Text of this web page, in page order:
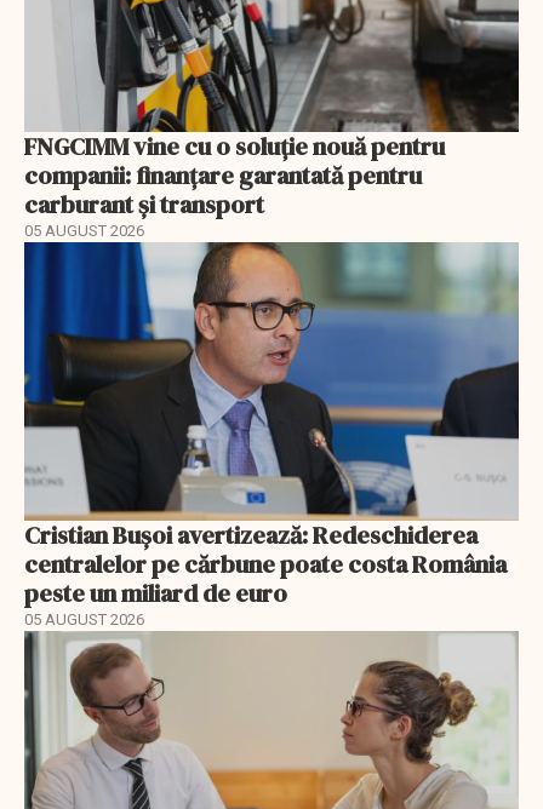
FNGCIMM vine cu o soluție nouă pentru
companii: finanțare garantată pentru
carburant și transport
05 AUGUST 2026
Cristian Bușoi avertizează: Redeschiderea
centralelor pe cărbune poate costa România
peste un miliard de euro
05 AUGUST 2026